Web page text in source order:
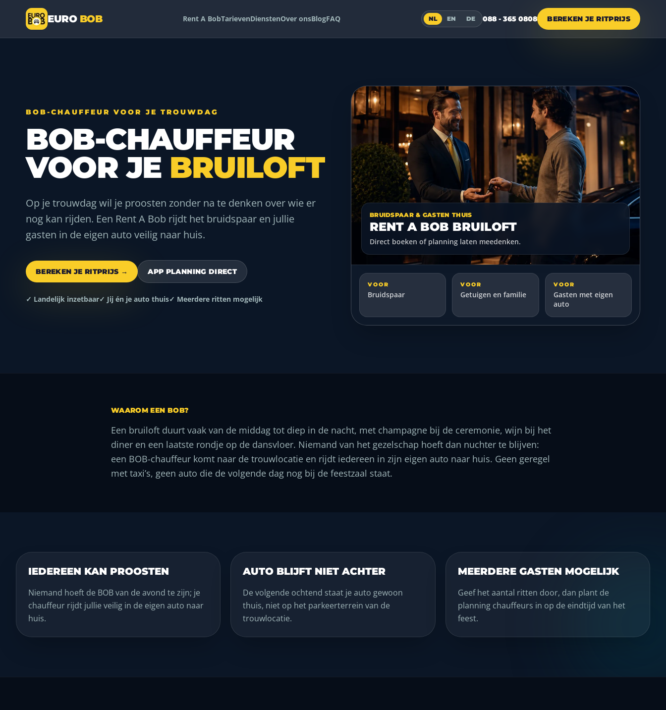
EURO BOB
— a DriveMe company Rent A BobTarievenDienstenOver onsBlogFAQ NL EN DE 088 - 365 0808 BEREKEN JE RITPRIJS
BOB-CHAUFFEUR VOOR JE TROUWDAG
BOB-CHAUFFEUR
VOOR JE BRUILOFT
Op je trouwdag wil je proosten zonder na te denken over wie er
nog kan rijden. Een Rent A Bob rijdt het bruidspaar en jullie
gasten in de eigen auto veilig naar huis.
BEREKEN JE RITPRIJS → APP PLANNING DIRECT
✓ Landelijk inzetbaar✓ Jij én je auto thuis✓ Meerdere ritten mogelijk
BRUIDSPAAR & GASTEN THUIS
RENT A BOB BRUILOFT
Direct boeken of planning laten meedenken.
VOOR
Bruidspaar
VOOR
Getuigen en familie
VOOR
Gasten met eigen
auto
WAAROM EEN BOB?
Een bruiloft duurt vaak van de middag tot diep in de nacht, met champagne bij de ceremonie, wijn bij het
diner en een laatste rondje op de dansvloer. Niemand van het gezelschap hoeft dan nuchter te blijven:
een BOB-chauffeur komt naar de trouwlocatie en rijdt iedereen in zijn eigen auto naar huis. Geen geregel
met taxi’s, geen auto die de volgende dag nog bij de feestzaal staat.
IEDEREEN KAN PROOSTEN
Niemand hoeft de BOB van de avond te zijn; je
chauffeur rijdt jullie veilig in de eigen auto naar
huis.
AUTO BLIJFT NIET ACHTER
De volgende ochtend staat je auto gewoon
thuis, niet op het parkeerterrein van de
trouwlocatie.
MEERDERE GASTEN MOGELIJK
Geef het aantal ritten door, dan plant de
planning chauffeurs in op de eindtijd van het
feest.